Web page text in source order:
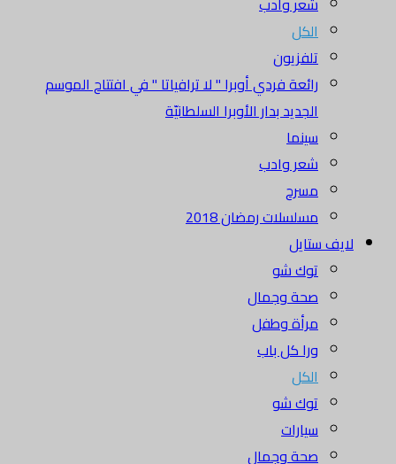
الكل
تلفزيون
رائعة فردي أوبرا " لا ترافياتا " في افتتاح الموسم
الجديد بدار الأوبرا السلطانيّة
سينما
شعر وادب
مسرح
مسلسلات رمضان 2018
لايف ستايل
توك شو
صحة وجمال
مرأة وطفل
ورا كل باب
الكل
توك شو
سيارات
صحة وجمال